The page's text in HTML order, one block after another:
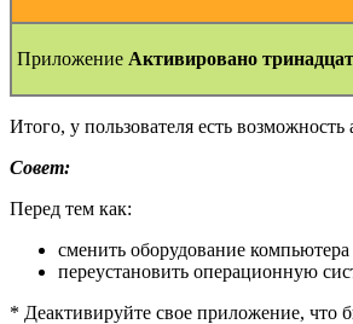
Приложение Активировано
Итого, у пользователя есть
Совет:
Перед тем как:
сменить оборудование компьютера
переустановить операционную
* Деактивируйте свое приложение, что